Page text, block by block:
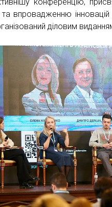
впровадженню
діловим